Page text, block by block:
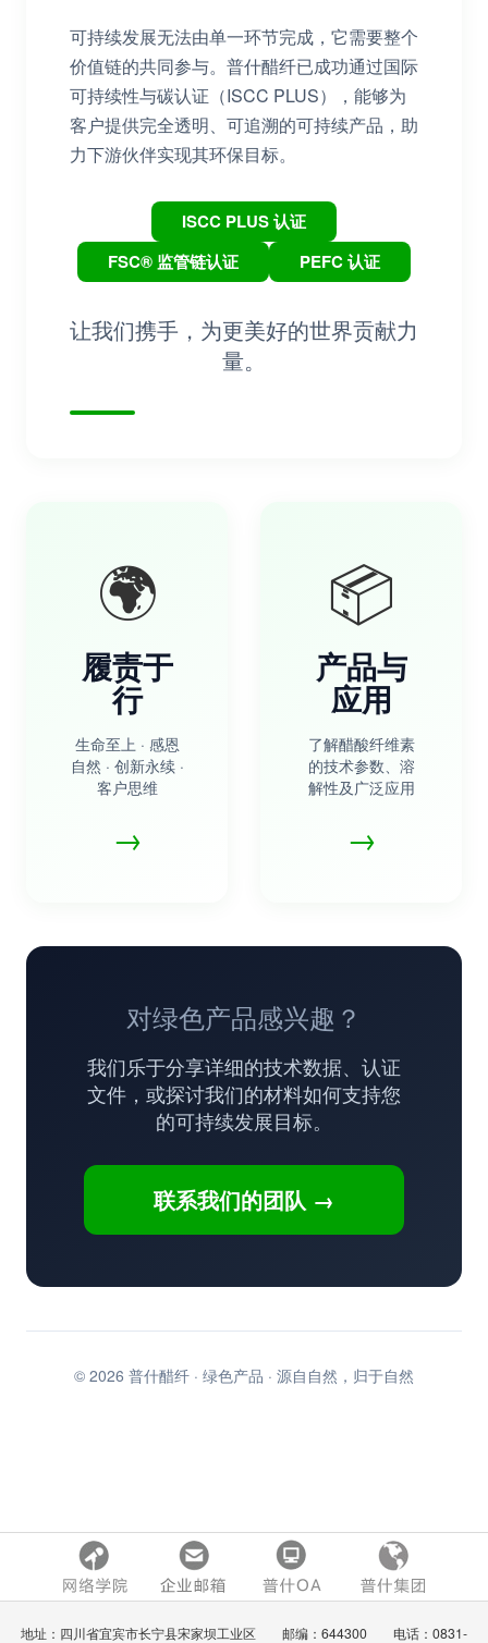
可持续发展无法由单一环节完成，它需要整个
价值链的共同参与。普什醋纤已成功通过国际
可持续性与碳认证（ISCC PLUS），能够为
客户提供完全透明、可追溯的可持续产品，助
力下游伙伴实现其环保目标。
ISCC PLUS 认证
FSC® 监管链认证
PEFC 认证
让我们携手，为更美好的世界贡献力
量。
🌍
履责于
行
生命至上 · 感恩
自然 · 创新永续 ·
客户思维
→
📦
产品与
应用
了解醋酸纤维素
的技术参数、溶
解性及广泛应用
→
对绿色产品感兴趣？
我们乐于分享详细的技术数据、认证
文件，或探讨我们的材料如何支持您
的可持续发展目标。
联系我们的团队 →
© 2026 普什醋纤 · 绿色产品 · 源自自然，归于自然
地址：四川省宜宾市长宁县宋家坝工业区 邮编：644300 电话：0831-